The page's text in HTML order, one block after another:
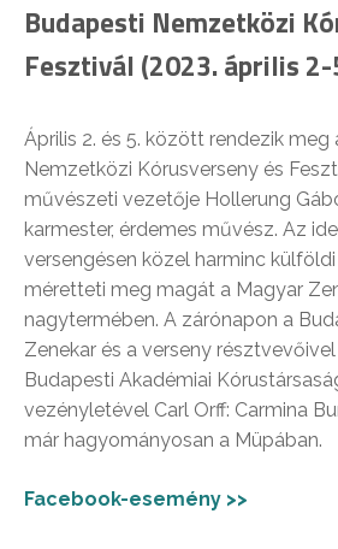
Budapesti Nemzetközi
Fesztivál (2023. április 2-
Április 2. és 5. között rendezik meg
Nemzetközi Kórusverseny és
művészeti vezetője Hollerung
karmester, érdemes művész. Az
versengésen közel harminc
méretteti meg magát a Magyar
nagytermében. A zárónapon a
Zenekar és a verseny
Budapesti Akadémiai
vezényletével Carl Orff: Carmina
már hagyományosan a Müpában.
Facebook-esemény >>